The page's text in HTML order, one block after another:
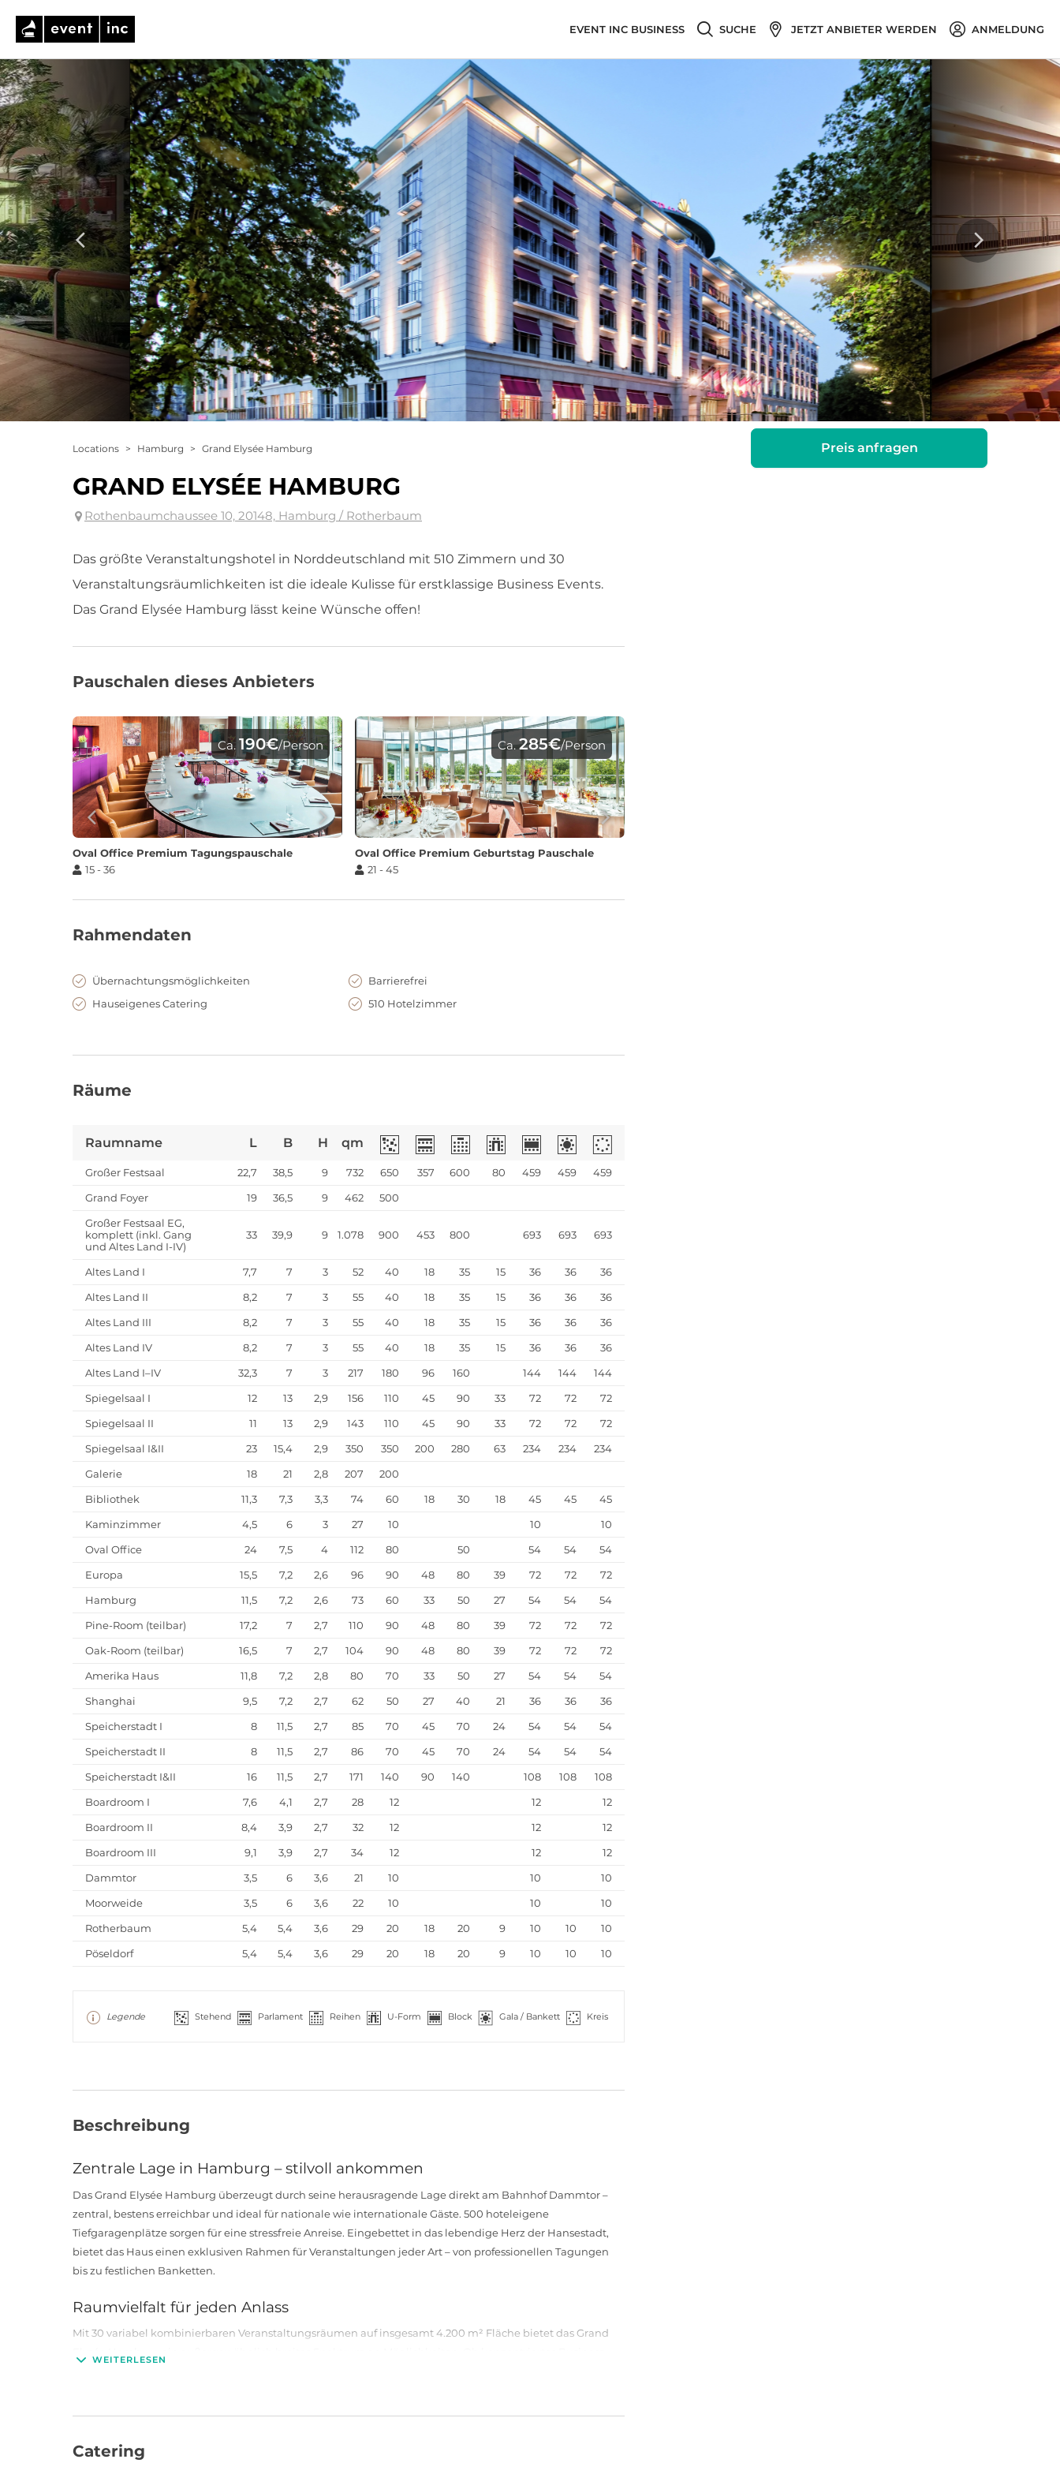
EVENT INC BUSINESS SUCHE JETZT ANBIETER WERDEN ANMELDUNG
Locations > Hamburg > Grand Elysée Hamburg Preis anfragen
GRAND ELYSÉE HAMBURG
Rothenbaumchaussee 10, 20148, Hamburg / Rotherbaum
Das größte Veranstaltungshotel in Norddeutschland mit 510 Zimmern und 30
Veranstaltungsräumlichkeiten ist die ideale Kulisse für erstklassige Business Events.
Das Grand Elysée Hamburg lässt keine Wünsche offen!
Pauschalen dieses Anbieters
Ca. 190€/Person
Oval Office Premium Tagungspauschale
15 - 36
Ca. 285€/Person
Oval Office Premium Geburtstag Pauschale
21 - 45
Rahmendaten
Übernachtungsmöglichkeiten
Barrierefrei
Hauseigenes Catering
510 Hotelzimmer
Räume
Raumname L B H qm
Großer Festsaal 22,7 38,5 9 732 650 357 600 80 459 459
459
Grand Foyer
19 36,5 9 462
500
Großer Festsaal EG,
komplett (inkl. Gang
und Altes Land I-IV)
33 39,9 9 1.078 900 453 800 693 693 693
Altes Land I 7,7 7 3 52 40 18 35 15 36 36
36
Altes Land II
8,2 7 3 55 40 18 35 15 36 36
36
Altes Land III
8,2 7 3 55 40 18 35 15 36 36
36
Altes Land IV
8,2 7 3 55 40 18 35 15 36 36
36
Altes Land I–IV
32,3 7 3 217 180 96 160 144 144
144
Spiegelsaal I
12 13 2,9 156 110 45 90 33 72 72
72
Spiegelsaal II
11 13 2,9 143 110 45 90 33 72 72
72
Spiegelsaal I&II
23 15,4 2,9 350 350 200 280 63 234 234
234
Galerie
18 21 2,8 207
200
Bibliothek
11,3 7,3 3,3 74 60 18 30 18 45 45
45
Kaminzimmer
4,5 6 3 27 10 10
10
Oval Office
24 7,5 4 112 80 50 54 54
54
Europa
15,5 7,2 2,6 96 90 48 80 39 72 72
72
Hamburg
11,5 7,2 2,6 73 60 33 50 27 54 54
54
Pine-Room (teilbar)
17,2 7 2,7 110 90 48 80 39 72 72
72
Oak-Room (teilbar)
16,5 7 2,7 104 90 48 80 39 72 72
72
Amerika Haus
11,8 7,2 2,8 80 70 33 50 27 54 54
54
Shanghai
9,5 7,2 2,7 62 50 27 40 21 36 36
36
Speicherstadt I
8 11,5 2,7 85 70 45 70 24 54 54
54
Speicherstadt II
8 11,5 2,7 86 70 45 70 24 54 54
54
Speicherstadt I&II
16 11,5 2,7 171 140 90 140 108 108
108
Boardroom I
7,6 4,1 2,7 28 12 12
12
Boardroom II
8,4 3,9 2,7 32 12 12
12
Boardroom III
9,1 3,9 2,7 34 12 12
12
Dammtor
3,5 6 3,6 21 10 10
10
Moorweide
3,5 6 3,6 22 10 10
10
Rotherbaum
5,4 5,4 3,6 29 20 18 20 9 10 10
10
Pöseldorf
5,4 5,4 3,6 29 20 18 20 9 10 10 10
Legende Stehend Parlament Reihen U-Form Block Gala / Bankett Kreis
Beschreibung
Zentrale Lage in Hamburg – stilvoll ankommen
Das Grand Elysée Hamburg überzeugt durch seine herausragende Lage direkt am Bahnhof Dammtor –
zentral, bestens erreichbar und ideal für nationale wie internationale Gäste. 500 hoteleigene
Tiefgaragenplätze sorgen für eine stressfreie Anreise. Eingebettet in das lebendige Herz der Hansestadt,
bietet das Haus einen exklusiven Rahmen für Veranstaltungen jeder Art – von professionellen Tagungen
bis zu festlichen Banketten.
Raumvielfalt für jeden Anlass
Mit 30 variabel kombinierbaren Veranstaltungsräumen auf insgesamt 4.200 m² Fläche bietet das Grand
Kulinarik & Komfort auf 5-Sterne-Niveau
WEITERLESEN
Catering